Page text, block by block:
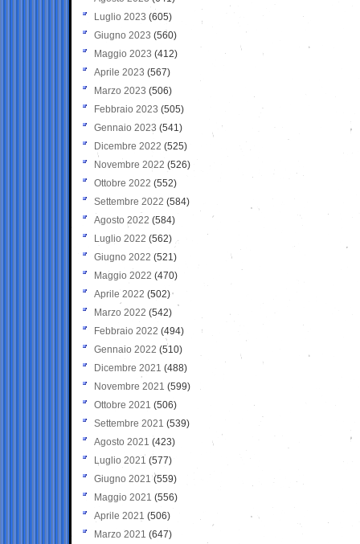
Luglio 2023 (605)
Giugno 2023 (560)
Maggio 2023 (412)
Aprile 2023 (567)
Marzo 2023 (506)
Febbraio 2023 (505)
Gennaio 2023 (541)
Dicembre 2022 (525)
Novembre 2022 (526)
Ottobre 2022 (552)
Settembre 2022 (584)
Agosto 2022 (584)
Luglio 2022 (562)
Giugno 2022 (521)
Maggio 2022 (470)
Aprile 2022 (502)
Marzo 2022 (542)
Febbraio 2022 (494)
Gennaio 2022 (510)
Dicembre 2021 (488)
Novembre 2021 (599)
Ottobre 2021 (506)
Settembre 2021 (539)
Agosto 2021 (423)
Luglio 2021 (577)
Giugno 2021(559)
Maggio 2021 (556)
Aprile 2021 (506)
Marzo 2021 (647)